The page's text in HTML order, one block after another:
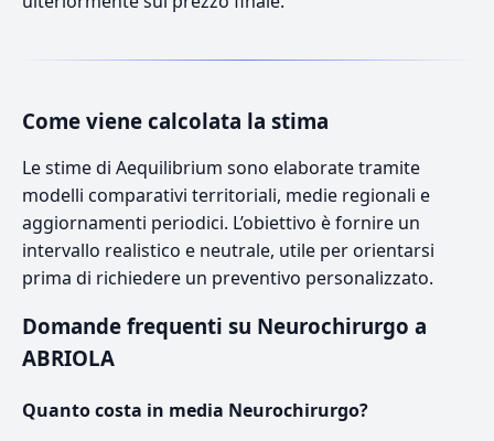
Come viene calcolata la stima
Le stime di Aequilibrium sono elaborate tramite
modelli comparativi territoriali, medie regionali e
aggiornamenti periodici. L’obiettivo è fornire un
intervallo realistico e neutrale, utile per orientarsi
prima di richiedere un preventivo personalizzato.
Domande frequenti su Neurochirurgo a
ABRIOLA
Quanto costa in media Neurochirurgo?